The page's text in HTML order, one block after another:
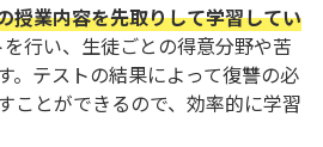
授業内容を先取りして学習してい
行い、生徒ごとの得意分野や苦
。テストの結果によって復讐の必
ことができるので、効率的に学習